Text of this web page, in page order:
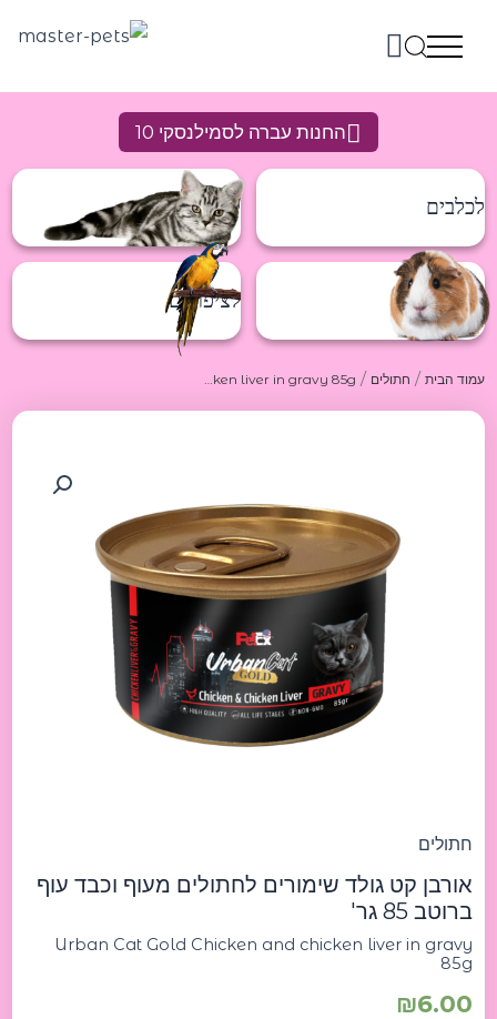
לתוכן
החנות עברה לסמילנסקי 10
לכלבים לחתולים
למכרסמים לציפורים
עמוד הבית/ חתולים / Urban Cat Gold Chicken and chicken liver in gravy 85g אורבן קט גולד שימורים לחתולים מעוף וכבד עוף ברוטב 85 גר'
חתולים
אורבן קט גולד שימורים לחתולים מעוף וכבד עוף
ברוטב 85 גר'
Urban Cat Gold Chicken and chicken liver in gravy
85g
₪6.00
Gold
Chicken
and
chicken
liver
in
gravy
85g
אורבן
קט
גולד
שימורים
85